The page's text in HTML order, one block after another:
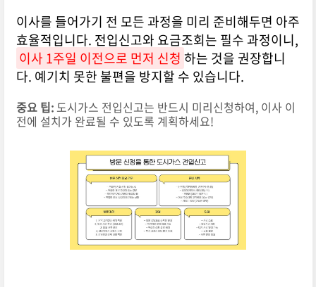
이사를 들어가기 전 모든 과정을 미리 준비해두면 아주
효율적입니다. 전입신고와 요금조회는 필수 과정이니,
이사 1주일 이전으로 먼저 신청 하는 것을 권장합니
다. 예기치 못한 불편을 방지할 수 있습니다.
중요 팁:도시가스 전입신고는 반드시 미리신청하여, 이사 이
전에 설치가 완료될 수 있도록 계획하세요!